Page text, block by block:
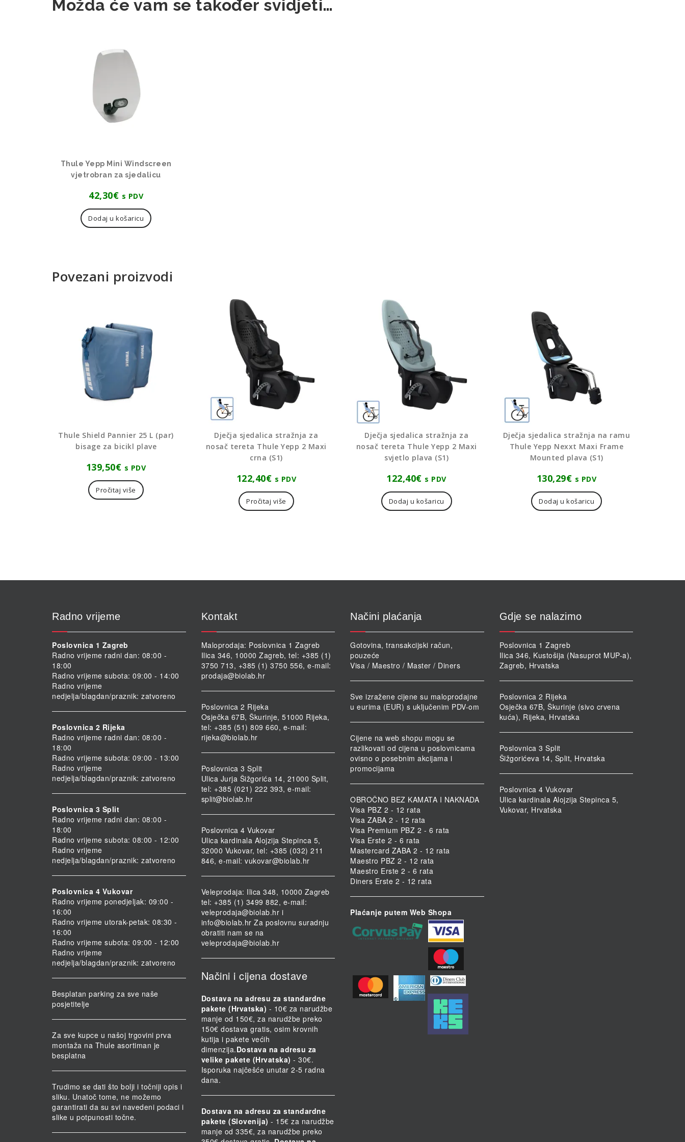
Možda će vam se također svidjeti…
Thule Yepp Mini Windscreen
vjetrobran za sjedalicu
42,30€ s PDV
Dodaj u košaricu
Povezani proizvodi
Thule Shield Pannier 25 L (par)
bisage za bicikl plave
139,50€ s PDV
Pročitaj više
Dječja sjedalica stražnja za
nosač tereta Thule Yepp 2 Maxi
crna (S1)
122,40€ s PDV
Pročitaj više
Dječja sjedalica stražnja za
nosač tereta Thule Yepp 2 Maxi
svjetlo plava (S1)
122,40€ s PDV
Dodaj u košaricu
Dječja sjedalica stražnja na ramu
Thule Yepp Nexxt Maxi Frame
Mounted plava (S1)
130,29€ s PDV
Dodaj u košaricu
Radno vrijeme
Poslovnica 1 Zagreb
Radno vrijeme radni dan: 08:00 -
18:00
Radno vrijeme subota: 09:00 - 14:00
Radno vrijeme
nedjelja/blagdan/praznik: zatvoreno
Poslovnica 2 Rijeka
Radno vrijeme radni dan: 08:00 -
18:00
Radno vrijeme subota: 09:00 - 13:00
Radno vrijeme
nedjelja/blagdan/praznik: zatvoreno
Poslovnica 3 Split
Radno vrijeme radni dan: 08:00 -
18:00
Radno vrijeme subota: 08:00 - 12:00
Radno vrijeme
nedjelja/blagdan/praznik: zatvoreno
Poslovnica 4 Vukovar
Radno vrijeme ponedjeljak: 09:00 -
16:00
Radno vrijeme utorak-petak: 08:30 -
16:00
Radno vrijeme subota: 09:00 - 12:00
Radno vrijeme
nedjelja/blagdan/praznik: zatvoreno
Besplatan parking za sve naše
posjetitelje
Za sve kupce u našoj trgovini prva
montaža na Thule asortiman je
besplatna
Trudimo se dati što bolji i točniji opis i
sliku. Unatoč tome, ne možemo
garantirati da su svi navedeni podaci i
slike u potpunosti točne.
Kontakt
Maloprodaja: Poslovnica 1 Zagreb
Ilica 346, 10000 Zagreb, tel: +385 (1)
3750 713, +385 (1) 3750 556, e-mail:
prodaja@biolab.hr
Poslovnica 2 Rijeka
Osječka 67B, Škurinje, 51000 Rijeka,
tel: +385 (51) 809 660, e-mail:
rijeka@biolab.hr
Poslovnica 3 Split
Ulica Jurja Šižgorića 14, 21000 Split,
tel: +385 (021) 222 393, e-mail:
split@biolab.hr
Poslovnica 4 Vukovar
Ulica kardinala Alojzija Stepinca 5,
32000 Vukovar, tel: +385 (032) 211
846, e-mail: vukovar@biolab.hr
Veleprodaja: Ilica 348, 10000 Zagreb
tel: +385 (1) 3499 882, e-mail:
veleprodaja@biolab.hr i
info@biolab.hr Za poslovnu suradnju
obratiti nam se na
veleprodaja@biolab.hr
Načini i cijena dostave
Dostava na adresu za standardne
pakete (Hrvatska) - 10€ za narudžbe
manje od 150€, za narudžbe preko
150€ dostava gratis, osim krovnih
kutija i pakete većih
dimenzija.Dostava na adresu za
velike pakete (Hrvatska) - 30€.
Isporuka najčešće unutar 2-5 radna
dana.
Dostava na adresu za standardne
pakete (Slovenija) - 15€ za narudžbe
manje od 335€, za narudžbe preko
Načini plaćanja
Gotovina, transakcijski račun,
pouzeće
Visa / Maestro / Master / Diners
Sve izražene cijene su maloprodajne
u eurima (EUR) s uključenim PDV-om
Cijene na web shopu mogu se
razlikovati od cijena u poslovnicama
ovisno o posebnim akcijama i
promocijama
OBROČNO BEZ KAMATA I NAKNADA
Visa PBZ 2 - 12 rata
Visa ZABA 2 - 12 rata
Visa Premium PBZ 2 - 6 rata
Visa Erste 2 - 6 rata
Mastercard ZABA 2 - 12 rata
Maestro PBZ 2 - 12 rata
Maestro Erste 2 - 6 rata
Diners Erste 2 - 12 rata
Plaćanje putem Web Shopa
Gdje se nalazimo
Poslovnica 1 Zagreb
Ilica 346, Kustošija (Nasuprot MUP-a),
Zagreb, Hrvatska
Poslovnica 2 Rijeka
Osječka 67B, Škurinje (sivo crvena
kuća), Rijeka, Hrvatska
Poslovnica 3 Split
Šižgorićeva 14, Split, Hrvatska
Poslovnica 4 Vukovar
Ulica kardinala Alojzija Stepinca 5,
Vukovar, Hrvatska